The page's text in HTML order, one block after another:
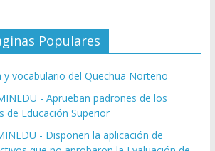
Populares
y vocabulario del Quechua Norteño
- Aprueban padrones de los
de Educación Superior
- Disponen la aplicación de